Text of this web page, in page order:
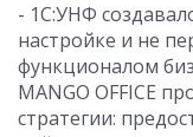
- 1С:УНФ
настройке и не
функционалом
MANGO OFFICE
стратегии: